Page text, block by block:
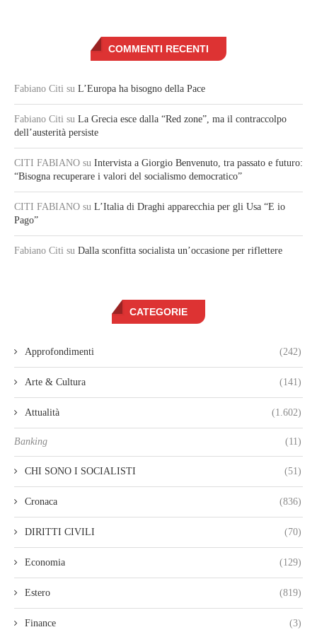
COMMENTI RECENTI
Fabiano Citi su L’Europa ha bisogno della Pace
Fabiano Citi su La Grecia esce dalla “Red zone”, ma il contraccolpo
dell’austerità persiste
CITI FABIANO su Intervista a Giorgio Benvenuto, tra passato e futuro:
“Bisogna recuperare i valori del socialismo democratico”
CITI FABIANO su L’Italia di Draghi apparecchia per gli Usa “E io
Pago”
Fabiano Citi su Dalla sconfitta socialista un’occasione per riflettere
CATEGORIE
Approfondimenti (242)
Arte & Cultura (141)
Attualità (1.602)
Banking (11)
CHI SONO I SOCIALISTI (51)
Cronaca (836)
DIRITTI CIVILI (70)
Economia (129)
Estero (819)
Finance (3)